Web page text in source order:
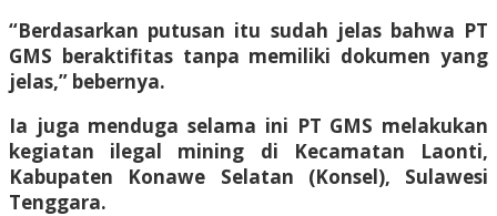
“Berdasarkan putusan itu sudah jelas bahwa PT
GMS beraktifitas tanpa memiliki dokumen yang
jelas,” bebernya.
Ia juga menduga selama ini PT GMS melakukan
kegiatan ilegal mining di Kecamatan Laonti,
Kabupaten Konawe Selatan (Konsel), Sulawesi
Tenggara.